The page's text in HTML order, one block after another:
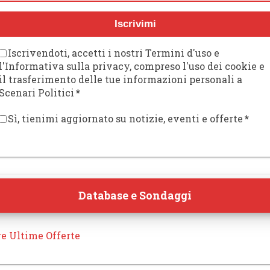
Iscrivimi
Iscrivendoti, accetti i nostri Termini d'uso e
sulla privacy, compreso l'uso dei cookie e
trasferimento delle tue informazioni personali a
Politici*
Sì, tienimi aggiornato su notizie, eventi e offerte*
Database e Sondaggi
Ultime Offerte